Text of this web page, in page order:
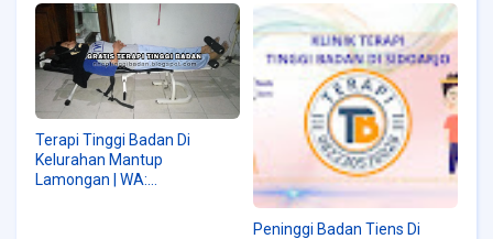
Terapi Tinggi Badan Di
Kelurahan Mantup
Lamongan | WA:
Peninggi Badan Tiens Di